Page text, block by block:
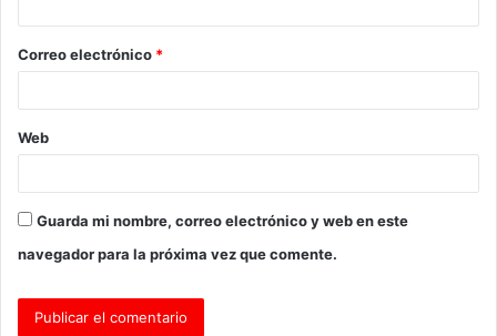
*
Correo electrónico *
Web
Guarda mi nombre, correo electrónico y web en este
navegador para la próxima vez que comente.